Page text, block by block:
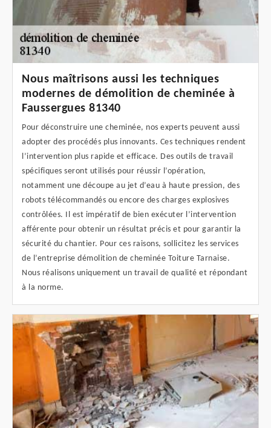
Nous maîtrisons aussi les techniques
modernes de démolition de cheminée à
Faussergues 81340
Pour déconstruire une cheminée, nos experts peuvent aussi
adopter des procédés plus innovants. Ces techniques rendent
l’intervention plus rapide et efficace. Des outils de travail
spécifiques seront utilisés pour réussir l’opération,
notamment une découpe au jet d’eau à haute pression, des
robots télécommandés ou encore des charges explosives
contrôlées. Il est impératif de bien exécuter l’intervention
afférente pour obtenir un résultat précis et pour garantir la
sécurité du chantier. Pour ces raisons, sollicitez les services
de l’entreprise démolition de cheminée Toiture Tarnaise.
Nous réalisons uniquement un travail de qualité et répondant
à la norme.